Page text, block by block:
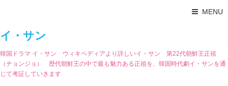
MENU
イ・サン
韓国ドラマ イ・サン ウィキペディアより詳しいイ・サン 第22代朝鮮王正祖
（チョンジョ） 歴代朝鮮王の中で最も魅力ある正祖を、韓国時代劇イ・サンを通
じて考証していきます